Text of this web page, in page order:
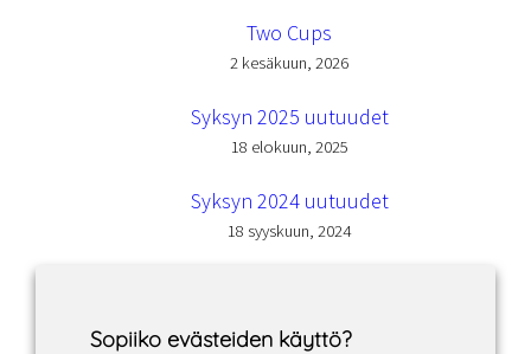
Two Cups
2 kesäkuun, 2026
Syksyn 2025 uutuudet
18 elokuun, 2025
Syksyn 2024 uutuudet
18 syyskuun, 2024
Sopiiko evästeiden käyttö?